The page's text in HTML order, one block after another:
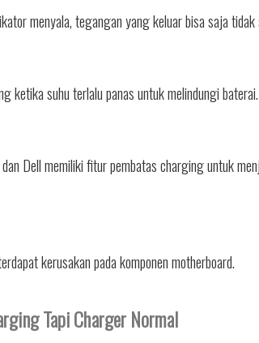
menyala, tegangan yang keluar bisa saja tidak
ketika suhu terlalu panas untuk melindungi baterai.
Dell memiliki fitur pembatas charging untuk
kerusakan pada komponen motherboard.
Tapi Charger Normal